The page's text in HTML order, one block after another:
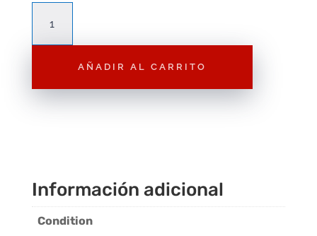
Colección
cantidad
AÑADIR AL CARRITO
Información adicional
Condition